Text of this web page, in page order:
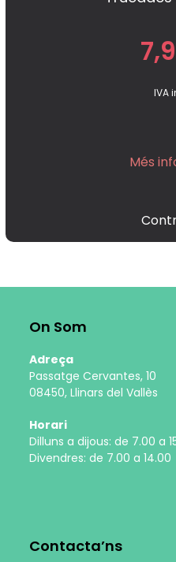
IVA
Més
On Som
Adreça
Passatge Cervantes, 10
08450, Llinars del Vallès
Horari
Dilluns a dijous: de 7.00 a
Divendres: de 7.00 a 14.00
Contacta’ns